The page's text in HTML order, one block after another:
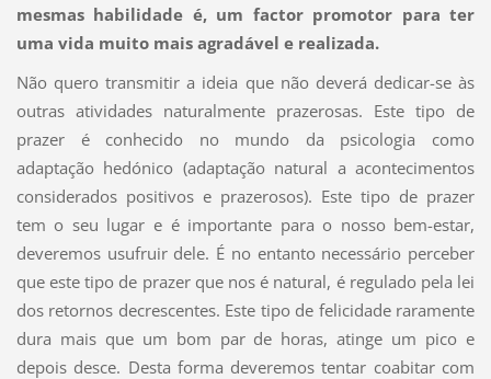
mesmas habilidade é, um factor promotor para ter
uma vida muito mais agradável e realizada.
Não quero transmitir a ideia que não deverá dedicar-se às
outras atividades naturalmente prazerosas. Este tipo de
prazer é conhecido no mundo da psicologia como
adaptação hedónico (adaptação natural a acontecimentos
considerados positivos e prazerosos). Este tipo de prazer
tem o seu lugar e é importante para o nosso bem-estar,
deveremos usufruir dele. É no entanto necessário perceber
que este tipo de prazer que nos é natural, é regulado pela lei
dos retornos decrescentes. Este tipo de felicidade raramente
dura mais que um bom par de horas, atinge um pico e
depois desce. Desta forma deveremos tentar coabitar com